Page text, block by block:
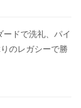
ドで洗礼、パイ
のレガシーで勝